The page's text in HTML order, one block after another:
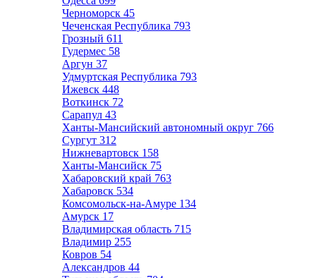
Черноморск 45
Чеченская Республика 793
Грозный 611
Гудермес 58
Аргун 37
Удмуртская Республика 793
Ижевск 448
Воткинск 72
Сарапул 43
Ханты-Мансийский автономный округ 766
Сургут 312
Нижневартовск 158
Ханты-Мансийск 75
Хабаровский край 763
Хабаровск 534
Комсомольск-на-Амуре 134
Амурск 17
Владимирская область 715
Владимир 255
Ковров 54
Александров 44